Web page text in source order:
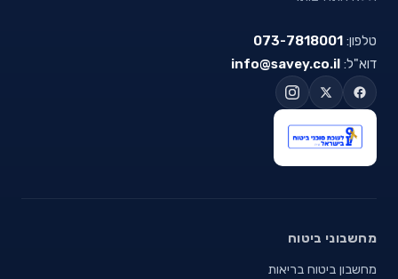
טלפון: 073-7818001
דוא"ל: info@savey.co.il
מחשבוני ביטוח
מחשבון ביטוח בריאות